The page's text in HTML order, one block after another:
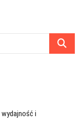
Szukaj
i